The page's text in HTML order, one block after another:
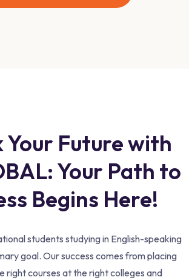
Your Future with
Your Path to
Begins Here!
students studying in English-speaking
goal. Our success comes from placing
right courses at the right colleges and